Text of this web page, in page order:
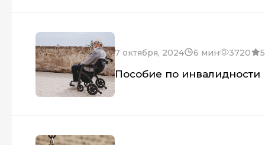
7 октября, 2024 6 мин 3720 5
Пособие по инвалидности